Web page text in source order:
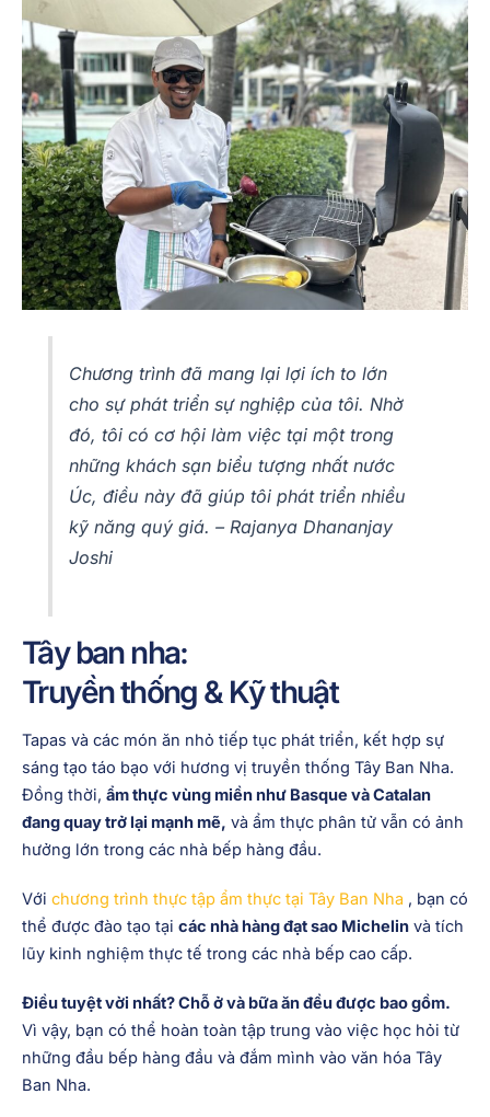
Chương trình đã mang lại lợi ích to lớn
cho sự phát triển sự nghiệp của tôi. Nhờ
đó, tôi có cơ hội làm việc tại một trong
những khách sạn biểu tượng nhất nước
Úc, điều này đã giúp tôi phát triển nhiều
kỹ năng quý giá. – Rajanya Dhananjay
Joshi
Tây ban nha:
Truyền thống & Kỹ thuật
Tapas và các món ăn nhỏ tiếp tục phát triển, kết hợp sự
sáng tạo táo bạo với hương vị truyền thống Tây Ban Nha.
Đồng thời, ẩm thực vùng miền như Basque và Catalan
đang quay trở lại mạnh mẽ, và ẩm thực phân tử vẫn có ảnh
hưởng lớn trong các nhà bếp hàng đầu.
Với chương trình thực tập ẩm thực tại Tây Ban Nha , bạn có
thể được đào tạo tại các nhà hàng đạt sao Michelin và tích
lũy kinh nghiệm thực tế trong các nhà bếp cao cấp.
Điều tuyệt vời nhất? Chỗ ở và bữa ăn đều được bao gồm.
Vì vậy, bạn có thể hoàn toàn tập trung vào việc học hỏi từ
những đầu bếp hàng đầu và đắm mình vào văn hóa Tây
Ban Nha.